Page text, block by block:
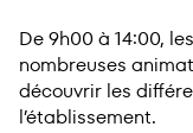
De 9h00 à 14:00,
nombreuses
découvrir les
l’établissement.